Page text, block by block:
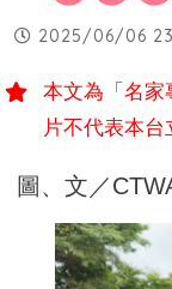
2025/06/06
本文為「名家
片不代表本台
圖、文／